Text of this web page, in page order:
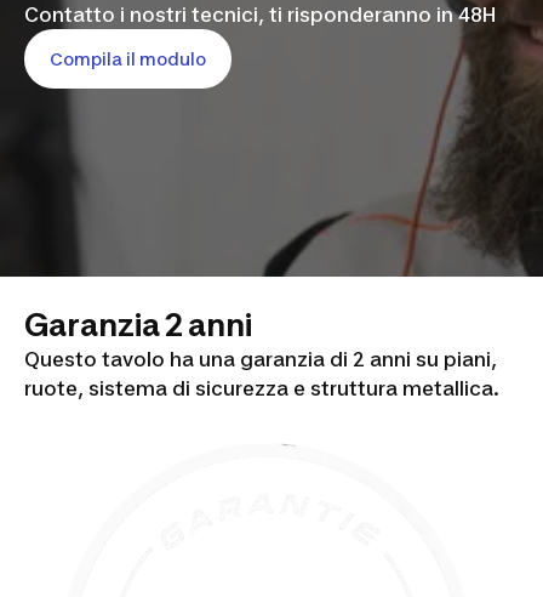
Contatto i nostri tecnici, ti risponderanno in 48H
Compila il modulo
Garanzia 2 anni
Questo tavolo ha una garanzia di 2 anni su piani,
ruote, sistema di sicurezza e struttura metallica.